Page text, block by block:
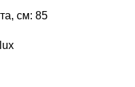
см: 85